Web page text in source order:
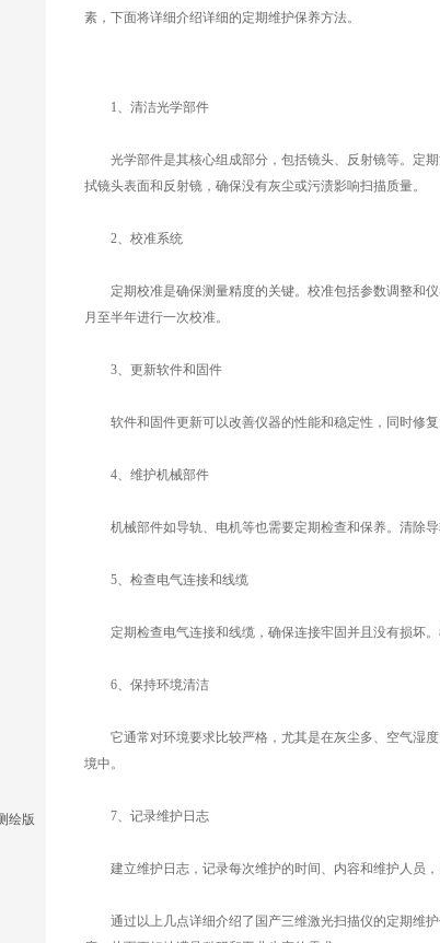
绘版
素，下面将详细介绍详细的定期维护保养方法。
1、清洁光学部件
光学部件是其核心组成部分，包括镜头、反射镜等。定期
拭镜头表面和反射镜，确保没有灰尘或污渍影响扫描质量。
2、校准系统
定期校准是确保测量精度的关键。校准包括参数调整和仪
月至半年进行一次校准。
3、更新软件和固件
软件和固件更新可以改善仪器的性能和稳定性，同时修复
4、维护机械部件
机械部件如导轨、电机等也需要定期检查和保养。清除导
5、检查电气连接和线缆
定期检查电气连接和线缆，确保连接牢固并且没有损坏。
6、保持环境清洁
它通常对环境要求比较严格，尤其是在灰尘多、空气湿度
境中。
7、记录维护日志
建立维护日志，记录每次维护的时间、内容和维护人员，
通过以上几点详细介绍了国产三维激光扫描仪的定期维护